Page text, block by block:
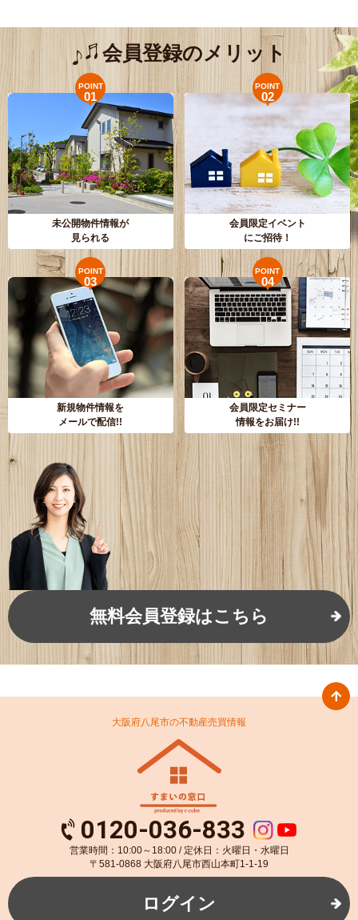
会員登録のメリット
POINT
01
未公開物件情報が
見られる
POINT
02
会員限定イベント
にご招待！
POINT
03
新規物件情報を
メールで配信!!
POINT
04
会員限定セミナー
情報をお届け!!
無料会員登録はこちら
大阪府八尾市の不動産売買情報
0120-036-833
営業時間：10:00～18:00 / 定休日：火曜日・水曜日
〒581-0868 大阪府八尾市西山本町1-1-19
ログイン